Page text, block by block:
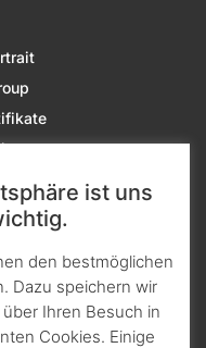
policy
ist uns
den bestmöglichen
Dazu speichern wir
Ihren Besuch in
Cookies. Einige